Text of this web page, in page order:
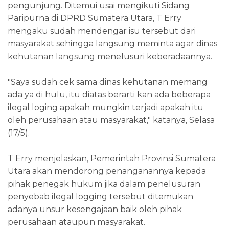
pengunjung. Ditemui usai mengikuti Sidang
Paripurna di DPRD Sumatera Utara, T Erry
mengaku sudah mendengar isu tersebut dari
masyarakat sehingga langsung meminta agar dinas
kehutanan langsung menelusuri keberadaannya.
"Saya sudah cek sama dinas kehutanan memang
ada ya di hulu, itu diatas berarti kan ada beberapa
ilegal loging apakah mungkin terjadi apakah itu
oleh perusahaan atau masyarakat," katanya, Selasa
(17/5).
T Erry menjelaskan, Pemerintah Provinsi Sumatera
Utara akan mendorong penanganannya kepada
pihak penegak hukum jika dalam penelusuran
penyebab ilegal logging tersebut ditemukan
adanya unsur kesengajaan baik oleh pihak
perusahaan ataupun masyarakat.